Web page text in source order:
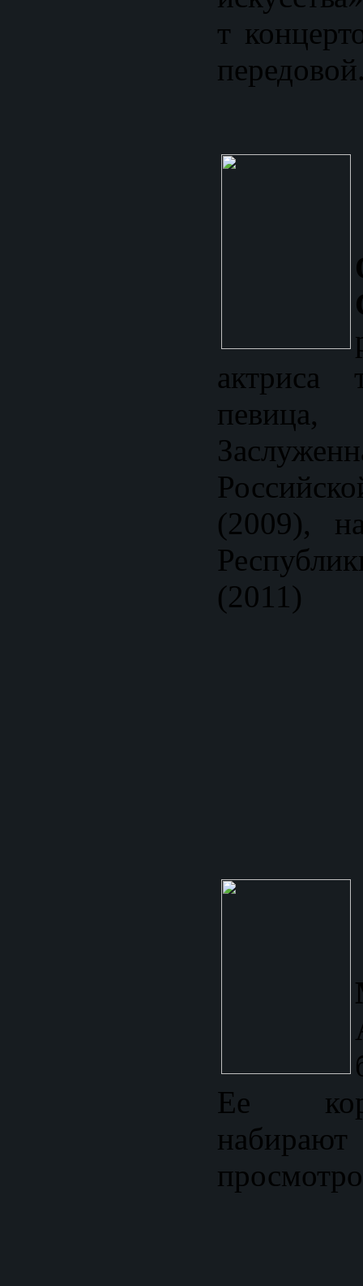
т
актриса
певица,
(2009),
(2011)
Ее